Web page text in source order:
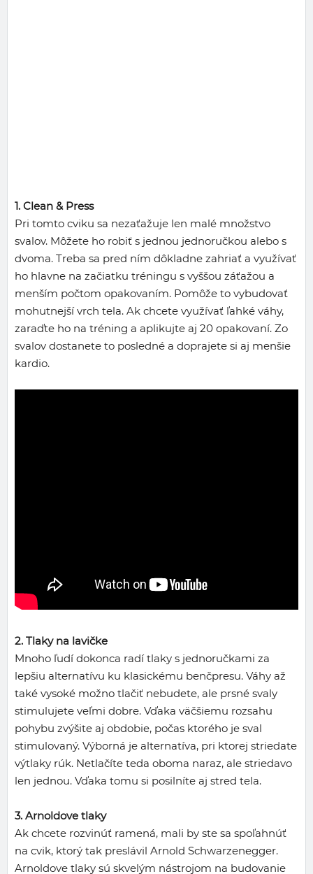
1. Clean & Press
Pri tomto cviku sa nezaťažuje len malé množstvo
svalov. Môžete ho robiť s jednou jednoručkou alebo s
dvoma. Treba sa pred ním dôkladne zahriať a využívať
ho hlavne na začiatku tréningu s vyššou záťažou a
menším počtom opakovaním. Pomôže to vybudovať
mohutnejší vrch tela. Ak chcete využívať ľahké váhy,
zaraďte ho na tréning a aplikujte aj 20 opakovaní. Zo
svalov dostanete to posledné a doprajete si aj menšie
kardio.
2. Tlaky na lavičke
Mnoho ľudí dokonca radí tlaky s jednoručkami za
lepšiu alternatívu ku klasickému benčpresu. Váhy až
také vysoké možno tlačiť nebudete, ale prsné svaly
stimulujete veľmi dobre. Vďaka väčšiemu rozsahu
pohybu zvýšite aj obdobie, počas ktorého je sval
stimulovaný. Výborná je alternatíva, pri ktorej striedate
výtlaky rúk. Netlačíte teda oboma naraz, ale striedavo
len jednou. Vďaka tomu si posilníte aj stred tela.
3. Arnoldove tlaky
Ak chcete rozvinúť ramená, mali by ste sa spoľahnúť
na cvik, ktorý tak preslávil Arnold Schwarzenegger.
Arnoldove tlaky sú skvelým nástrojom na budovanie